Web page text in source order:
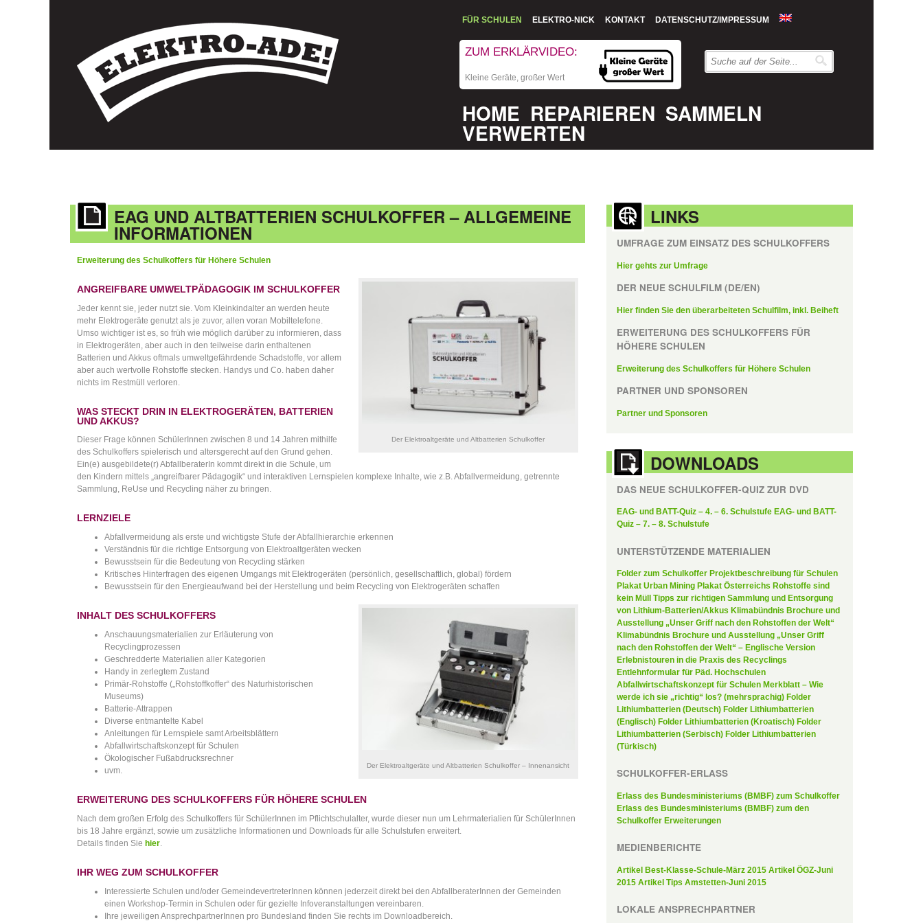
FÜR SCHULEN ELEKTRO-NICK KONTAKT DATENSCHUTZ/IMPRESSUM
ZUM ERKLÄRVIDEO:
Kleine Geräte, großer Wert
HOME REPARIEREN SAMMELN
VERWERTEN
EAG UND ALTBATTERIEN SCHULKOFFER – ALLGEMEINE
INFORMATIONEN
Erweiterung des Schulkoffers für Höhere Schulen
Der Elektroaltgeräte und Altbatterien Schulkoffer
ANGREIFBARE UMWELTPÄDAGOGIK IM SCHULKOFFER
Jeder kennt sie, jeder nutzt sie. Vom Kleinkindalter an werden heute
mehr Elektrogeräte genutzt als je zuvor, allen voran Mobiltelefone.
Umso wichtiger ist es, so früh wie möglich darüber zu informieren, dass
in Elektrogeräten, aber auch in den teilweise darin enthaltenen
Batterien und Akkus oftmals umweltgefährdende Schadstoffe, vor allem
aber auch wertvolle Rohstoffe stecken. Handys und Co. haben daher
nichts im Restmüll verloren.
WAS STECKT DRIN IN ELEKTROGERÄTEN, BATTERIEN
UND AKKUS?
Dieser Frage können SchülerInnen zwischen 8 und 14 Jahren mithilfe
des Schulkoffers spielerisch und altersgerecht auf den Grund gehen.
Ein(e) ausgebildete(r) AbfallberaterIn kommt direkt in die Schule, um
den Kindern mittels „angreifbarer Pädagogik“ und interaktiven Lernspielen komplexe Inhalte, wie z.B. Abfallvermeidung, getrennte
Sammlung, ReUse und Recycling näher zu bringen.
LERNZIELE
Abfallvermeidung als erste und wichtigste Stufe der Abfallhierarchie erkennen
Verständnis für die richtige Entsorgung von Elektroaltgeräten wecken
Bewusstsein für die Bedeutung von Recycling stärken
Kritisches Hinterfragen des eigenen Umgangs mit Elektrogeräten (persönlich, gesellschaftlich, global) fördern
Bewusstsein für den Energieaufwand bei der Herstellung und beim Recycling von Elektrogeräten schaffen
Der Elektroaltgeräte und Altbatterien Schulkoffer – Innenansicht
INHALT DES SCHULKOFFERS
Anschauungsmaterialien zur Erläuterung von
Recyclingprozessen
Geschredderte Materialien aller Kategorien
Handy in zerlegtem Zustand
Primär-Rohstoffe („Rohstoffkoffer“ des Naturhistorischen
Museums)
Batterie-Attrappen
Diverse entmantelte Kabel
Anleitungen für Lernspiele samt Arbeitsblättern
Abfallwirtschaftskonzept für Schulen
Ökologischer Fußabdrucksrechner
uvm.
ERWEITERUNG DES SCHULKOFFERS FÜR HÖHERE SCHULEN
Nach dem großen Erfolg des Schulkoffers für SchülerInnen im Pflichtschulalter, wurde dieser nun um Lehrmaterialien für SchülerInnen
bis 18 Jahre ergänzt, sowie um zusätzliche Informationen und Downloads für alle Schulstufen erweitert.
Details finden Sie hier.
IHR WEG ZUM SCHULKOFFER
Interessierte Schulen und/oder GemeindevertreterInnen können jederzeit direkt bei den AbfallberaterInnen der Gemeinden
einen Workshop-Termin in Schulen oder für gezielte Infoveranstaltungen vereinbaren.
Ihre jeweiligen AnsprechpartnerInnen pro Bundesland finden Sie rechts im Downloadbereich.
LINKS
UMFRAGE ZUM EINSATZ DES SCHULKOFFERS
Hier gehts zur Umfrage
DER NEUE SCHULFILM (DE/EN)
Hier finden Sie den überarbeiteten Schulfilm, inkl. Beiheft
ERWEITERUNG DES SCHULKOFFERS FÜR
HÖHERE SCHULEN
Erweiterung des Schulkoffers für Höhere Schulen
PARTNER UND SPONSOREN
Partner und Sponsoren
DOWNLOADS
DAS NEUE SCHULKOFFER-QUIZ ZUR DVD
EAG- und BATT-Quiz – 4. – 6. Schulstufe EAG- und BATT-
Quiz – 7. – 8. Schulstufe
UNTERSTÜTZENDE MATERIALIEN
Folder zum Schulkoffer Projektbeschreibung für Schulen
Plakat Urban Mining Plakat Österreichs Rohstoffe sind
kein Müll
Tipps zur richtigen Sammlung und Entsorgung
von Lithium-Batterien/Akkus Klimabündnis Brochure und
Ausstellung „Unser Griff nach den Rohstoffen der Welt“
Klimabündnis Brochure und Ausstellung „Unser Griff
nach den Rohstoffen der Welt“ – Englische Version
Erlebnistouren in die Praxis des Recyclings
Entlehnformular für Päd. Hochschulen
Abfallwirtschaftskonzept für Schulen Merkblatt – Wie
werde ich sie „richtig“ los? (mehrsprachig) Folder
Lithiumbatterien (Deutsch) Folder Lithiumbatterien
(Englisch) Folder Lithiumbatterien (Kroatisch) Folder
Lithiumbatterien (Serbisch) Folder Lithiumbatterien
(Türkisch)
SCHULKOFFER-ERLASS
Erlass des Bundesministeriums (BMBF) zum Schulkoffer
Erlass des Bundesministeriums (BMBF) zum den
Schulkoffer Erweiterungen
MEDIENBERICHTE
Artikel Best-Klasse-Schule-März 2015 Artikel ÖGZ-Juni
2015 Artikel Tips Amstetten-Juni 2015
LOKALE ANSPRECHPARTNER